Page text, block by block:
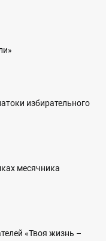
избирательного
месячника
«Твоя жизнь –